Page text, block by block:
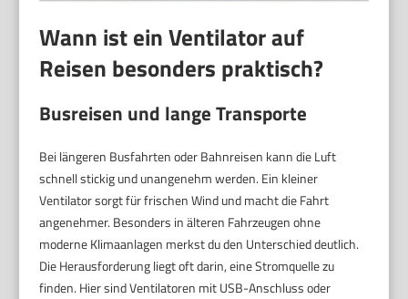
Wann ist ein Ventilator auf
Reisen besonders praktisch?
Busreisen und lange Transporte
Bei längeren Busfahrten oder Bahnreisen kann die Luft
schnell stickig und unangenehm werden. Ein kleiner
Ventilator sorgt für frischen Wind und macht die Fahrt
angenehmer. Besonders in älteren Fahrzeugen ohne
moderne Klimaanlagen merkst du den Unterschied deutlich.
Die Herausforderung liegt oft darin, eine Stromquelle zu
finden. Hier sind Ventilatoren mit USB-Anschluss oder